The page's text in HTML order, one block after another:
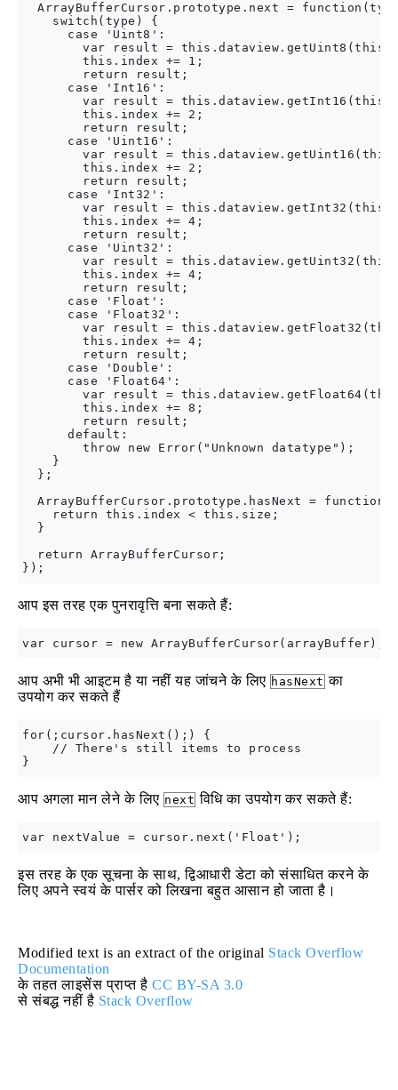
ArrayBufferCursor.prototype.next =
    switch(type) {
      case 'Uint8':
var result =
        this.index += 1;
        return result;
      case 'Int16':
var result =
        this.index += 2;
        return result;
      case 'Uint16':
var result =
        this.index += 2;
        return result;
      case 'Int32':
var result =
        this.index += 4;
        return result;
      case 'Uint32':
var result =
        this.index += 4;
        return result;
      case 'Float':
      case 'Float32':
var result =
        this.index += 4;
        return result;
      case 'Double':
      case 'Float64':
var result =
        this.index += 8;
        return result;
      default:
        throw new Error("Unknown datatype");
    }
  };
ArrayBufferCursor.prototype.hasNext =
    return this.index < this.size;
  }
  return ArrayBufferCursor;
आप इस तरह एक पुनरावृत्ति बना सकते हैं:
आप अभी भी आइटम है या नहीं यह जांचने के लिए hasNext का
उपयोग कर सकते हैं
for(;cursor.hasNext();) {
    // There's still items to process
आप अगला मान लेने के लिए next विधि का उपयोग कर सकते हैं:
इस तरह के एक सूचना के साथ, द्विआधारी डेटा को संसाधित करने के
लिए अपने स्वयं के पार्सर को लिखना बहुत आसान हो जाता है।
Modified text is an extract of the original Stack Overflow
Documentation
के तहत लाइसेंस प्राप्त है CC BY-SA 3.0
से संबद्ध नहीं है Stack Overflow